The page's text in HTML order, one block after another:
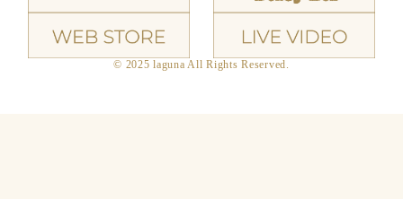
© 2025 laguna All Rights Reserved.